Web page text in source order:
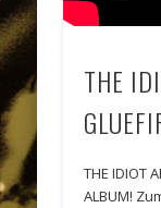
THE
THE IDIOT
ALBUM!